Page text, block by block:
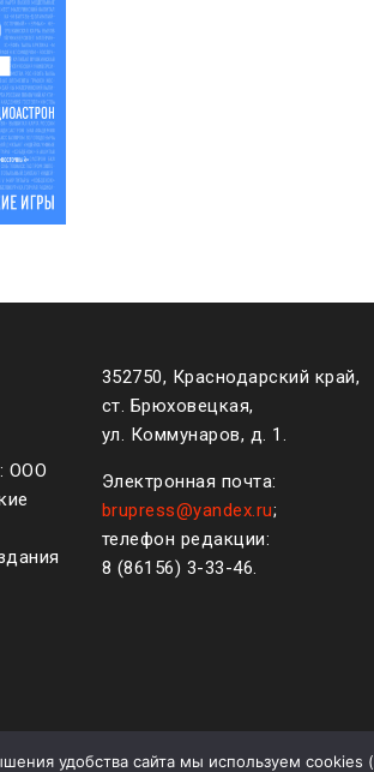
ООО
352750, Краснодарский край,
ст. Брюховецкая,
ул. Коммунаров, д. 1.
Электронная почта:
brupress@yandex.ru;
телефон редакции:
8 (861 56) 3-33-46.
удобства сайта мы используем cookies (